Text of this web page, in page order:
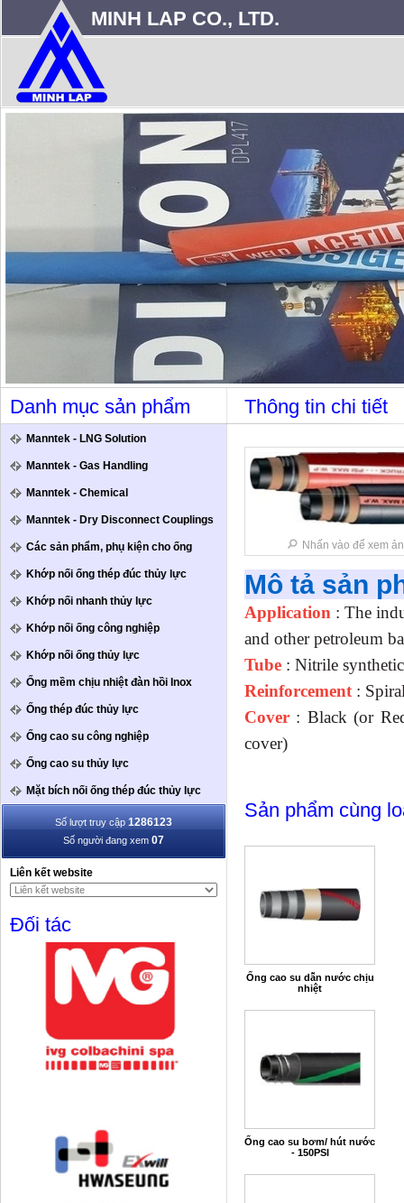
MINH LAP CO., LTD.
Danh mục sản phẩm
Manntek - LNG Solution
Manntek - Gas Handling
Manntek - Chemical
Manntek - Dry Disconnect Couplings
Các sản phẩm, phụ kiện cho ống
Khớp nối ống thép đúc thủy lực
Khớp nối nhanh thủy lực
Khớp nối ống công nghiệp
Khớp nối ống thủy lực
Ống mềm chịu nhiệt đàn hồi Inox
Ống thép đúc thủy lực
Ống cao su công nghiệp
Ống cao su thủy lực
Mặt bích nối ống thép đúc thủy lực
Số lượt truy cập 1286123
Số người đang xem 07
Liên kết website
Đối tác
Thông tin chi tiết
Nhấn vào để xem
Mô tả sản
Application :The
and other petroleum
Tube : Nitrile
Reinforcement :
Cover : Black (or
cover)
Sản phẩm cùng
Ống cao su dẫn nước chịu
nhiệt
Ống cao su bơm/ hút nước
- 150PSI